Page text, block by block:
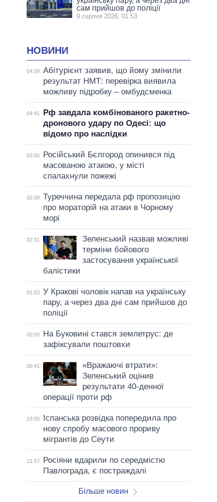
сам прийшов до поліції
9 серпня 2026, 01:53
НОВИНИ
04:59 Абітурієнт заявив, що йому змінили
результат НМТ: перевірка виявила
можливу підробку – омбудсменка
04:41
Рф завдала комбінованого ракетно-
дронового удару по Одесі: що
відомо про наслідки
03:56
Російський Бєлгород опинився під
масованою атакою, у місті
спалахнули пожежі
02:58 Туреччина передала рф пропозицію
про мораторій на атаки в Чорному
морі
02:31
Зеленський назвав можливі
терміни бойового
застосування української
балістики
01:53 У Кракові чоловік напав на українську
пару, а через два дні сам прийшов до
поліції
00:55
На Буковині стався землетрус: де
зафіксували поштовхи
00:41
«Вражаючі втрати»:
Зеленський оцінив
результати 40-денної
операції проти рф
23:55
Іспанська розвідка попередила про
нову спробу масового прориву
мігрантів до Сеути
21:57
Росіяни вдарили по середмістю
Павлограда, є постраждалі
Більше новин